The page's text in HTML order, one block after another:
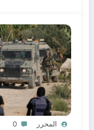
المحرر 0